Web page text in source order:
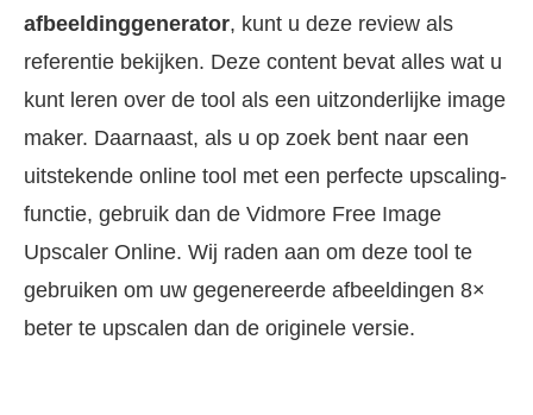
afbeeldinggenerator, kunt u deze review als
referentie bekijken. Deze content bevat alles wat u
kunt leren over de tool als een uitzonderlijke image
maker. Daarnaast, als u op zoek bent naar een
uitstekende online tool met een perfecte upscaling-
functie, gebruik dan de Vidmore Free Image
Upscaler Online. Wij raden aan om deze tool te
gebruiken om uw gegenereerde afbeeldingen 8×
beter te upscalen dan de originele versie.